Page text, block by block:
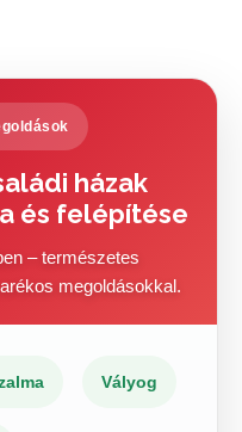
házak
és felépítése
– természetes
megoldásokkal.
Vályog